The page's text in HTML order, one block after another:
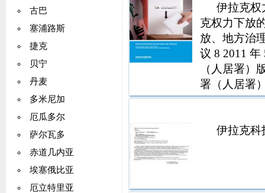
古巴
塞浦路斯
捷克
贝宁
丹麦
多米尼加
厄瓜多尔
萨尔瓦多
赤道几内亚
埃塞俄比亚
厄立特里亚
伊拉克权
克权力下放
放、地方治
议 8 2011
（人居署）
署（人居署
伊拉克科